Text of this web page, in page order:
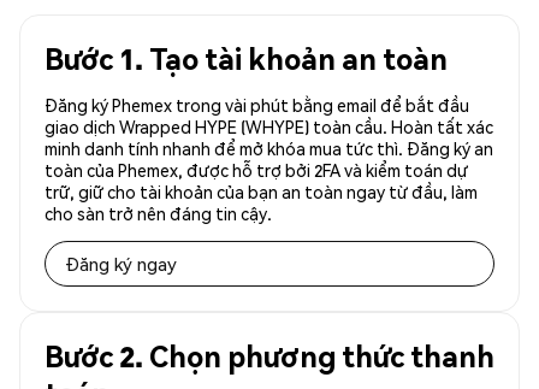
Bước 1. Tạo tài khoản an toàn
Đăng ký Phemex trong vài phút bằng email để bắt đầu
giao dịch Wrapped HYPE (WHYPE) toàn cầu. Hoàn tất xác
minh danh tính nhanh để mở khóa mua tức thì. Đăng ký an
toàn của Phemex, được hỗ trợ bởi 2FA và kiểm toán dự
trữ, giữ cho tài khoản của bạn an toàn ngay từ đầu, làm
cho sàn trở nên đáng tin cậy.
Đăng ký ngay
Bước 2. Chọn phương thức thanh